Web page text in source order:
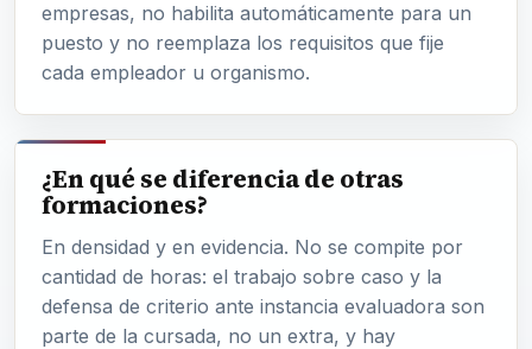
empresas, no habilita automáticamente para un
puesto y no reemplaza los requisitos que fije
cada empleador u organismo.
¿En qué se diferencia de otras
formaciones?
En densidad y en evidencia. No se compite por
cantidad de horas: el trabajo sobre caso y la
defensa de criterio ante instancia evaluadora son
parte de la cursada, no un extra, y hay